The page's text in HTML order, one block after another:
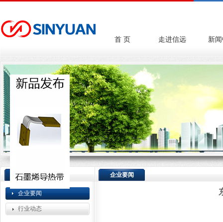
首 页 走进信远 新
新闻中心
企业要闻
行业动态
企业要闻